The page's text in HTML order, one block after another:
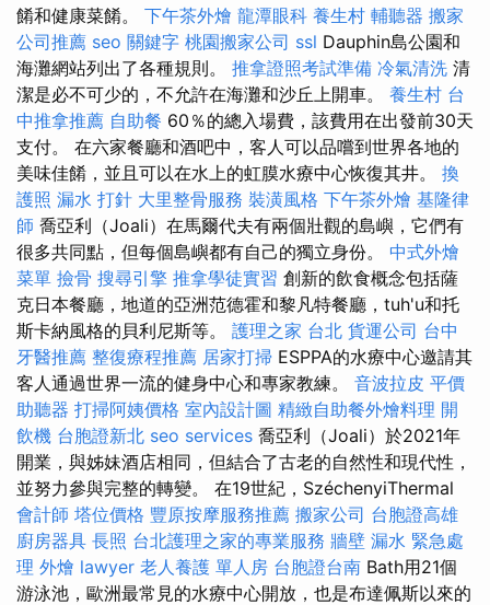
餚和健康菜餚。 下午茶外燴 龍潭眼科 養生村 輔聽器 搬家
公司推薦 seo 關鍵字 桃園搬家公司 ssl Dauphin島公園和
海灘網站列出了各種規則。 推拿證照考試準備 冷氣清洗 清
潔是必不可少的，不允許在海灘和沙丘上開車。 養生村 台
中推拿推薦 自助餐 60％的總入場費，該費用在出發前30天
支付。 在六家餐廳和酒吧中，客人可以品嚐到世界各地的
美味佳餚，並且可以在水上的虹膜水療中心恢復其井。 換
護照 漏水 打針 大里整骨服務 裝潢風格 下午茶外燴 基隆律
師 喬亞利（Joali）在馬爾代夫有兩個壯觀的島嶼，它們有
很多共同點，但每個島嶼都有自己的獨立身份。 中式外燴
菜單 撿骨 搜尋引擎 推拿學徒實習 創新的飲食概念包括薩
克日本餐廳，地道的亞洲范德霍和黎凡特餐廳，tuh'u和托
斯卡納風格的貝利尼斯等。 護理之家 台北 貨運公司 台中
牙醫推薦 整復療程推薦 居家打掃 ESPPA的水療中心邀請其
客人通過世界一流的健身中心和專家教練。 音波拉皮 平價
助聽器 打掃阿姨價格 室內設計圖 精緻自助餐外燴料理 開
飲機 台胞證新北 seo services 喬亞利（Joali）於2021年
開業，與姊妹酒店相同，但結合了古老的自然性和現代性，
並努力參與完整的轉變。 在19世紀，SzéchenyiThermal
會計師 塔位價格 豐原按摩服務推薦 搬家公司 台胞證高雄
廚房器具 長照 台北護理之家的專業服務 牆壁 漏水 緊急處
理 外燴 lawyer 老人養護 單人房 台胞證台南 Bath用21個
游泳池，歐洲最常見的水療中心開放，也是布達佩斯以來的